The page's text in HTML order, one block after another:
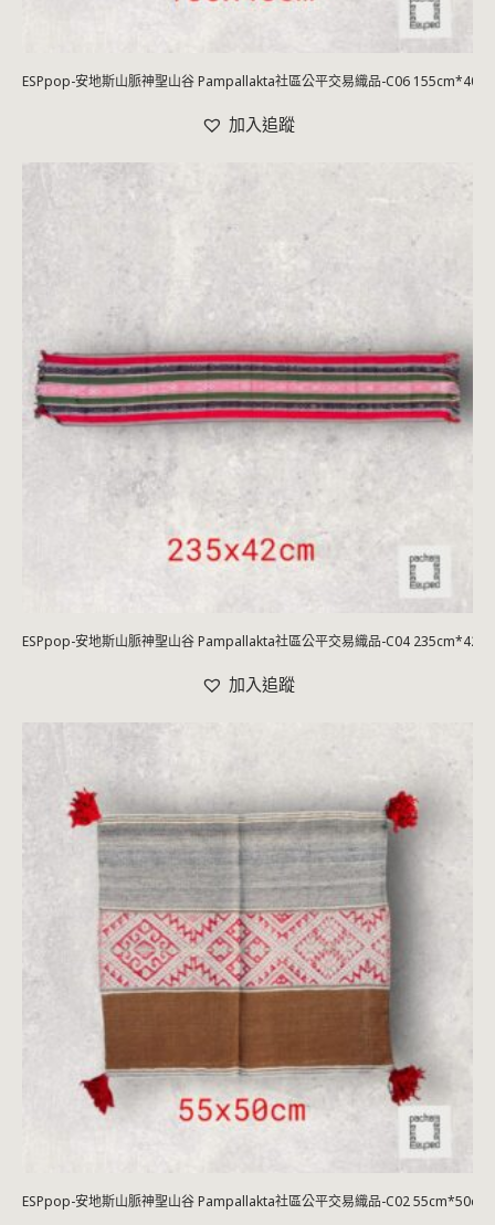
ESPpop-安地斯山脈神聖山谷 Pampallakta社區公平交易織品-C06
加入追蹤
ESPpop-安地斯山脈神聖山谷 Pampallakta社區公平交易織品-C04
加入追蹤
ESPpop-安地斯山脈神聖山谷 Pampallakta社區公平交易織品-C02 55cm*50cm